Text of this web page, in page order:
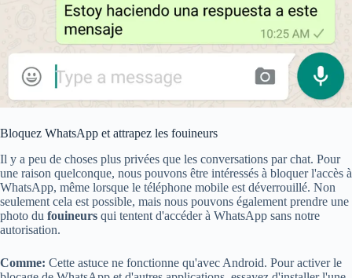
Bloquez WhatsApp et attrapez les fouineurs
Il y a peu de choses plus privées que les conversations par chat. Pour
une raison quelconque, nous pouvons être intéressés à bloquer l'accès à
WhatsApp, même lorsque le téléphone mobile est déverrouillé. Non
seulement cela est possible, mais nous pouvons également prendre une
photo du fouineurs qui tentent d'accéder à WhatsApp sans notre
autorisation.
Comme: Cette astuce ne fonctionne qu'avec Android. Pour activer le